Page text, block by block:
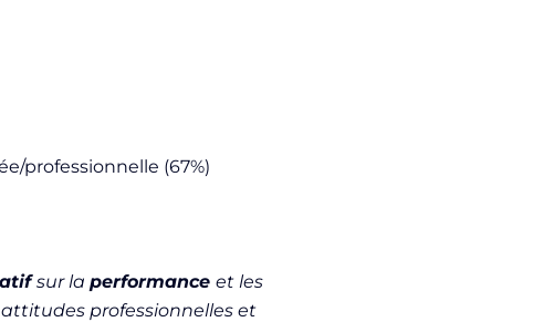
professionnelle (67%)
sur laperformanceet les
attitudes professionnelles et